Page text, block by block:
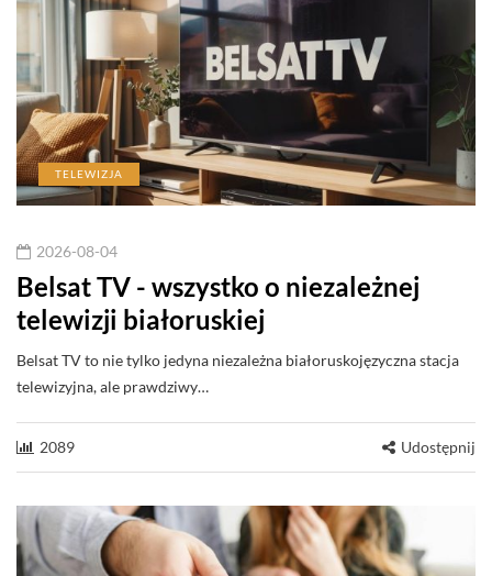
TELEWIZJA
2026-08-04
Belsat TV - wszystko o niezależnej
telewizji białoruskiej
Belsat TV to nie tylko jedyna niezależna białoruskojęzyczna stacja
telewizyjna, ale prawdziwy…
2089 Udostępnij